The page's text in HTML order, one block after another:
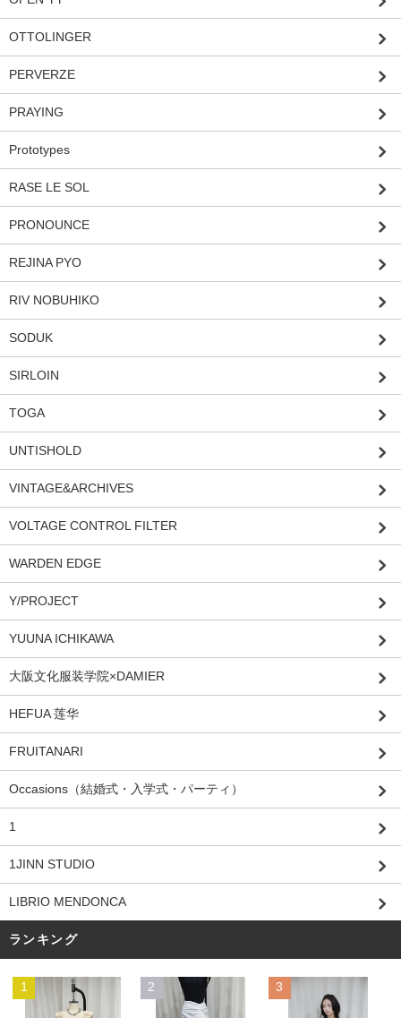
OTTOLINGER
PERVERZE
PRAYING
Prototypes
RASE LE SOL
PRONOUNCE
REJINA PYO
RIV NOBUHIKO
SODUK
SIRLOIN
TOGA
UNTISHOLD
VINTAGE&ARCHIVES
VOLTAGE CONTROL FILTER
WARDEN EDGE
Y/PROJECT
YUUNA ICHIKAWA
大阪文化服装学院×DAMIER
HEFUA 莲华
FRUITANARI
Occasions（結婚式・入学式・パーティ）
1
1JINN STUDIO
LIBRIO MENDONCA
ランキング
1 2 3